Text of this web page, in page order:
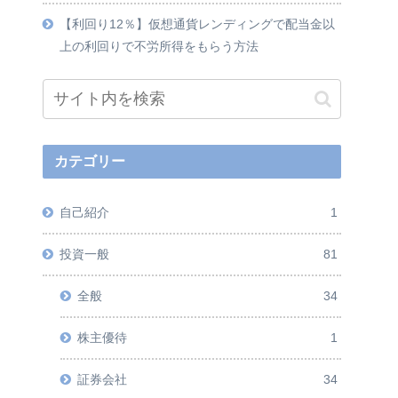
【利回り12％】仮想通貨レンディングで配当金以
上の利回りで不労所得をもらう方法
カテゴリー
自己紹介 1
投資一般 81
全般 34
株主優待 1
証券会社 34